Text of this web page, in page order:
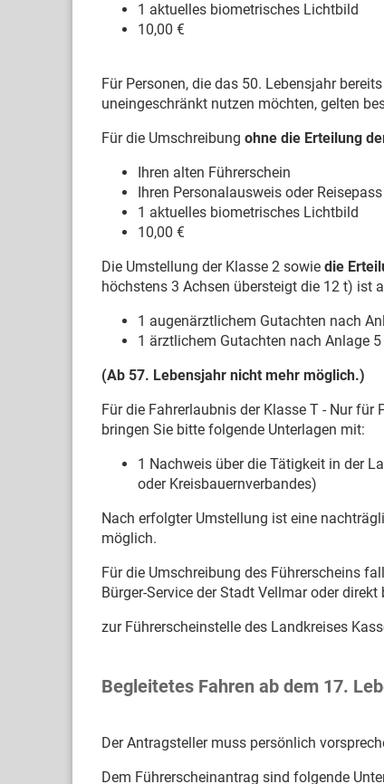
1 aktuelles biometrisches Lichtbild
10,00 €
Für Personen, die das 50. Lebensjahr
uneingeschränkt nutzen möchten, gelten
Für die Umschreibung ohne die Erteilung
Ihren alten Führerschein
Ihren Personalausweis oder Reisepass
1 aktuelles biometrisches Lichtbild
10,00 €
Die Umstellung der Klasse 2 sowie die
höchstens 3 Achsen übersteigt die 12 t) ist
1 augenärztlichem Gutachten nach
1 ärztlichem Gutachten nach Anlage 5
(Ab 57. Lebensjahr nicht mehr möglich.)
Für die Fahrerlaubnis der Klasse T - Nur
bringen Sie bitte folgende Unterlagen mit:
1 Nachweis über die Tätigkeit in der
oder Kreisbauernverbandes)
Nach erfolgter Umstellung ist eine
möglich.
Für die Umschreibung des Führerscheins
Bürger-Service der Stadt Vellmar oder
zur Führerscheinstelle des Landkreises
Begleitetes Fahren ab dem 17.
Der Antragsteller muss persönlich
Dem Führerscheinantrag sind folgende